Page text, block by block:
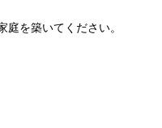
庭を築いてください。